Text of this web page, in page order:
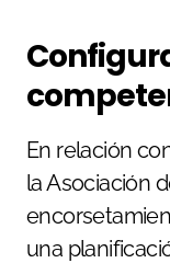
En relación
la Asociación
una